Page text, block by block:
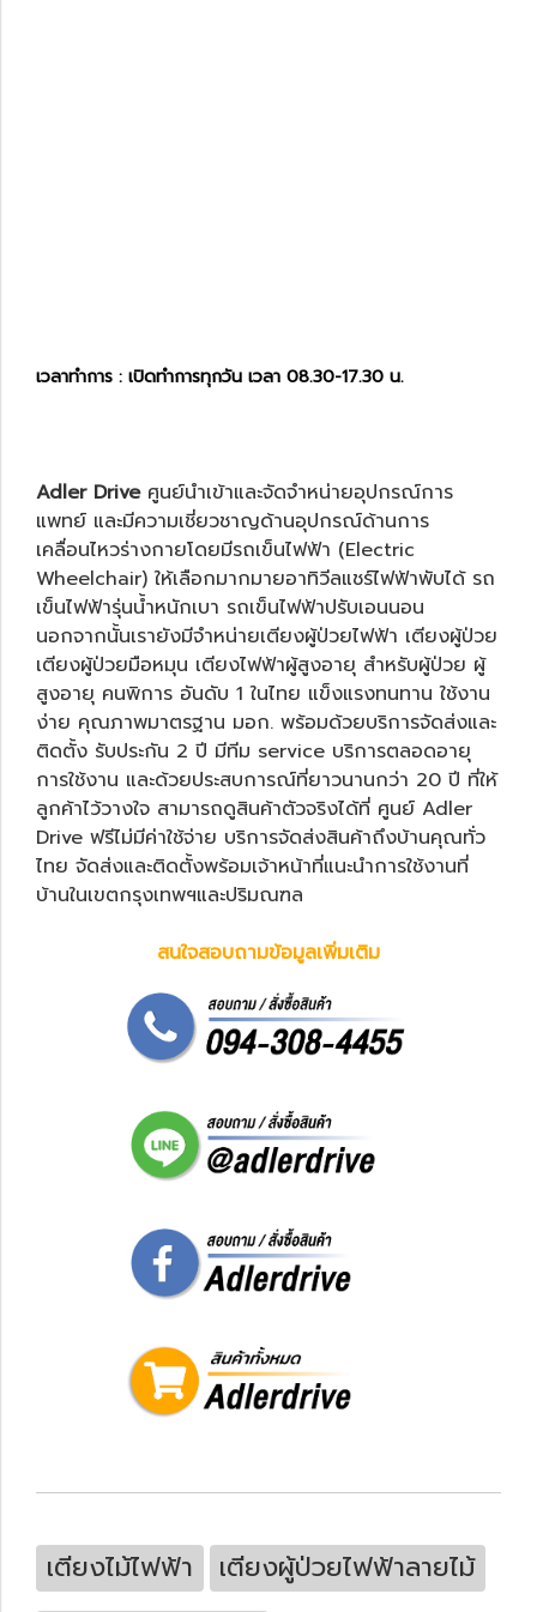
เวลาทำการ : เปิดทำการทุกวัน เวลา 08.30-17.30 น.
Adler Driveศูนย์นำเข้าและจัดจำหน่ายอุปกรณ์การ
แพทย์ และมีความเชี่ยวชาญด้านอุปกรณ์ด้านการ
เคลื่อนไหวร่างกายโดยมีรถเข็นไฟฟ้า (Electric
Wheelchair) ให้เลือกมากมายอาทิวีลแชร์ไฟฟ้าพับได้ รถ
เข็นไฟฟ้ารุ่นน้ำหนักเบา รถเข็นไฟฟ้าปรับเอนนอน
นอกจากนั้นเรายังมีจำหน่ายเตียงผู้ป่วยไฟฟ้า เตียงผู้ป่วย
เตียงผู้ป่วยมือหมุน เตียงไฟฟ้าผู้สูงอายุ สำหรับผู้ป่วย ผู้
สูงอายุ คนพิการ อันดับ 1 ในไทย แข็งแรงทนทาน ใช้งาน
ง่าย คุณภาพมาตรฐาน มอก. พร้อมด้วยบริการจัดส่งและ
ติดตั้ง รับประกัน 2 ปี มีทีม service บริการตลอดอายุ
การใช้งาน และด้วยประสบการณ์ที่ยาวนานกว่า 20 ปี ที่ให้
ลูกค้าไว้วางใจ สามารถดูสินค้าตัวจริงได้ที่ ศูนย์ Adler
Drive ฟรีไม่มีค่าใช้จ่าย บริการจัดส่งสินค้าถึงบ้านคุณทั่ว
ไทย จัดส่งและติดตั้งพร้อมเจ้าหน้าที่แนะนำการใช้งานที่
บ้านในเขตกรุงเทพฯและปริมณฑล
สนใจสอบถามข้อมูลเพิ่มเติม
เตียงไม้ไฟฟ้า
เตียงผู้ป่วยไฟฟ้าลายไม้